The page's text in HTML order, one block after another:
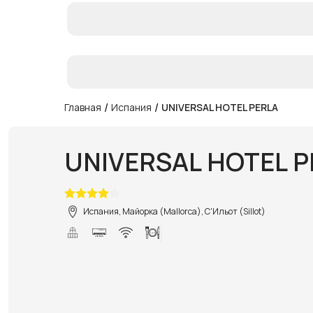
Главная / Испания / UNIVERSAL HOTEL PERLA
UNIVERSAL HOTEL
Испания, Майорка (Mallorca), С'Ильот (Sillot)